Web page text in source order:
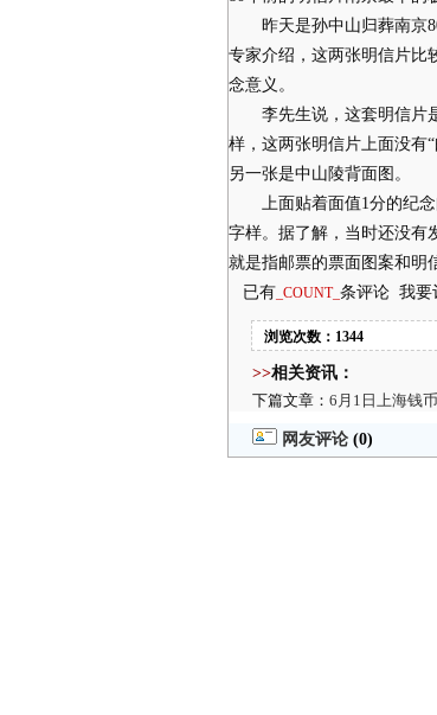
昨天是孙中山归葬南京80
专家介绍，这两张明信片比
念意义。
李先生说，这套明信片是
样，这两张明信片上面没有
另一张是中山陵背面图。
上面贴着面值1分的纪念
字样。据了解，当时还没有
就是指邮票的票面图案和明
已有 _COUNT_ 条评论 我要
浏览次数：1344
>>相关资讯：
下篇文章： 6月1日上海钱
网友评论 (0)